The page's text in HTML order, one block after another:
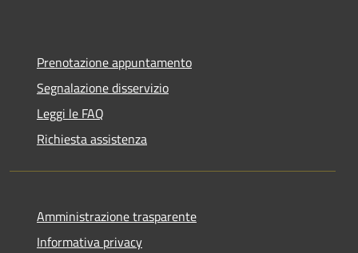
Prenotazione appuntamento
Segnalazione disservizio
Leggi le FAQ
Richiesta assistenza
Amministrazione trasparente
Informativa privacy